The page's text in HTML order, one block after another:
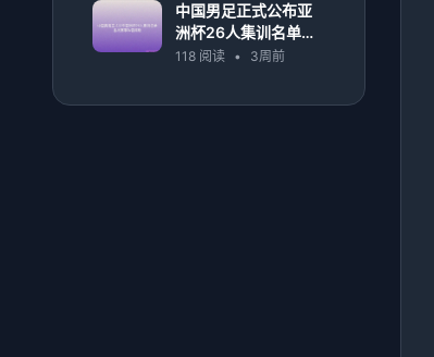
中国男足正式公布亚
洲杯26人集训名单备
战赛事阵容揭晓
118 阅读 • 3周前